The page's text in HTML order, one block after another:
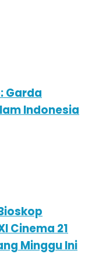
Garda
Indonesia
Cinema 21
Minggu Ini